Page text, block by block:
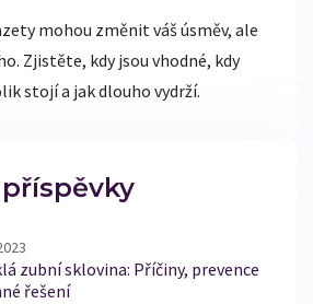
mohou změnit váš úsměv, ale
Zjistěte, kdy jsou vhodné, kdy
stojí a jak dlouho vydrží.
zubní sklovina: Příčiny, prevence
řešení